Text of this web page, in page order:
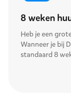
8 weken
Heb je een
Wanneer je bij
standaard 8